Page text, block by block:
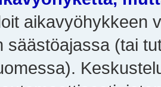
aikavyöhykkeen
säästöajassa (tai